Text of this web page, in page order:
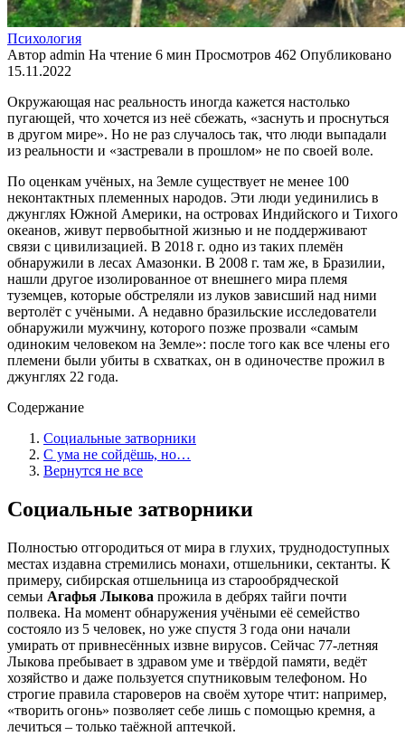
Психология
Автор admin На чтение 6 мин Просмотров 462 Опубликовано
15.11.2022
Окружающая нас реальность иногда кажется настолько
пугающей, что хочется из неё сбежать, «заснуть и проснуться
в другом мире». Но не раз случалось так, что люди выпадали
из реальности и «застревали в прошлом» не по своей воле.
По оценкам учёных, на Земле существует не менее 100
неконтактных племенных народов. Эти люди уединились в
джунглях Южной Америки, на островах Индийского и Тихого
океанов, живут первобытной жизнью и не поддерживают
связи с цивилизацией. В 2018 г. одно из таких племён
обнаружили в лесах Амазонки. В 2008 г. там же, в Бразилии,
нашли другое изолированное от внешнего мира племя
туземцев, которые обстреляли из луков зависший над ними
вертолёт с учёными. А недавно бразильские исследователи
обнаружили мужчину, которого позже прозвали «самым
одиноким человеком на Земле»: после того как все члены его
племени были убиты в схватках, он в одиночестве прожил в
джунглях 22 года.
Содержание
Социальные затворники
С ума не сойдёшь, но…
Вернутся не все
Социальные затворники
Полностью отгородиться от мира в глухих, труднодоступных
местах издавна стремились монахи, отшельники, сектанты. К
примеру, сибирская отшельница из старообрядческой
семьи Агафья Лыкова прожила в дебрях тайги почти
полвека. На момент обнаружения учёными её семейство
состояло из 5 человек, но уже спустя 3 года они начали
умирать от привнесённых извне вирусов. Сейчас 77-летняя
Лыкова пребывает в здравом уме и твёрдой памяти, ведёт
хозяйство и даже пользуется спутниковым телефоном. Но
строгие правила староверов на своём хуторе чтит: например,
«творить огонь» позволяет себе лишь с помощью кремня, а
лечиться – только таёжной аптечкой.